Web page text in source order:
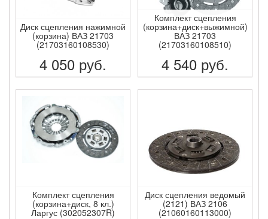
Диск сцепления нажимной
(корзина) ВАЗ 21703
(21703160108530)
4 050 руб.
ПОДРОБНЕЕ
Комплект сцепления
(корзина+диск+выжимной)
ВАЗ 21703
(21703160108510)
4 540 руб.
ПОДРОБНЕЕ
Комплект сцепления
(корзина+диск, 8 кл.)
Ларгус (302052307R)
Диск сцепления ведомый
(2121) ВАЗ 2106
(21060160113000)